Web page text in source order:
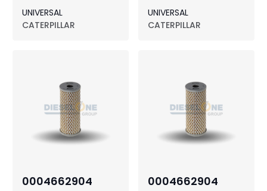
UNIVERSAL
CATERPILLAR
UNIVERSAL
CATERPILLAR
0004662904 0004662904